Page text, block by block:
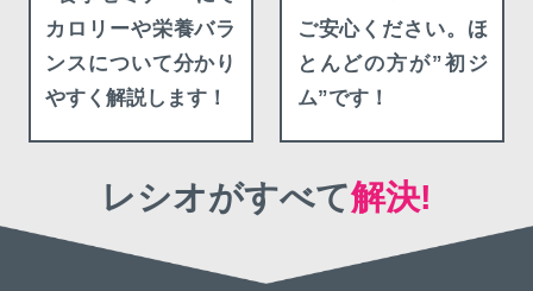
カロリーや栄養バラ
ンスについて分かり
やすく解説します！
ご安心ください。ほ
とんどの方が”初ジ
ム”です！
レシオがすべて解決!